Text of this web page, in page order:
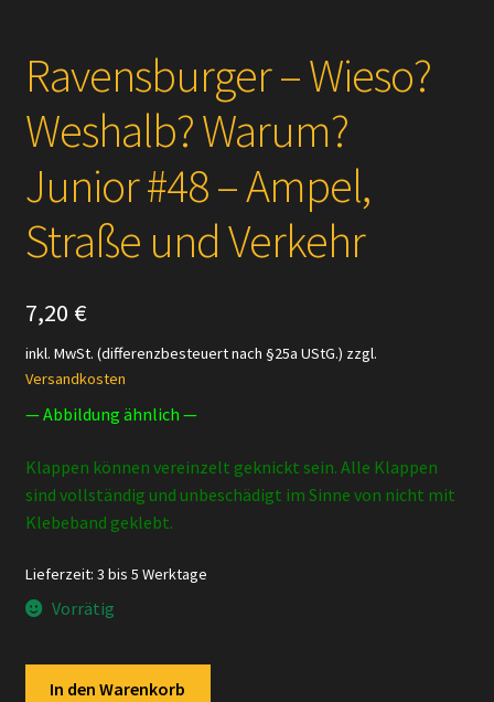
Ravensburger – Wieso?
Weshalb? Warum?
Junior #48 – Ampel,
Straße und Verkehr
7,20 €
inkl. MwSt. (differenzbesteuert nach §25a UStG.) zzgl.
Versandkosten
— Abbildung ähnlich —
Klappen können vereinzelt geknickt sein. Alle Klappen
sind vollständig und unbeschädigt im Sinne von nicht mit
Klebeband geklebt.
Lieferzeit: 3 bis 5 Werktage
Vorrätig
In den Warenkorb